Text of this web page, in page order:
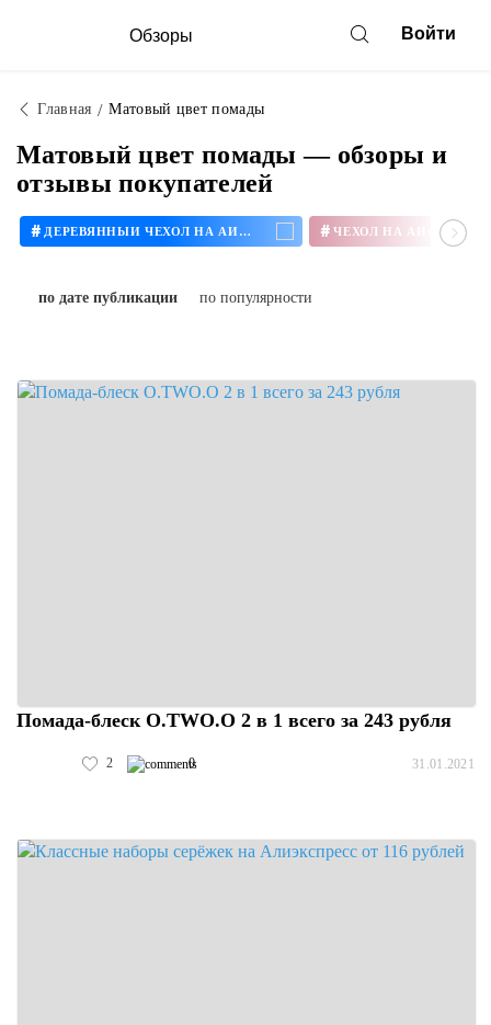
Обзоры Войти
Главная Матовый цвет помады
Матовый цвет помады — обзоры и
отзывы покупателей
# ДЕРЕВЯННЫЙ ЧЕХОЛ НА АЙФОН # ЧЕХОЛ НА АЙФОН 11
по дате публикации по популярности
Помада-блеск O.TWO.O 2 в 1 всего за 243 рубля
2 0 31.01.2021